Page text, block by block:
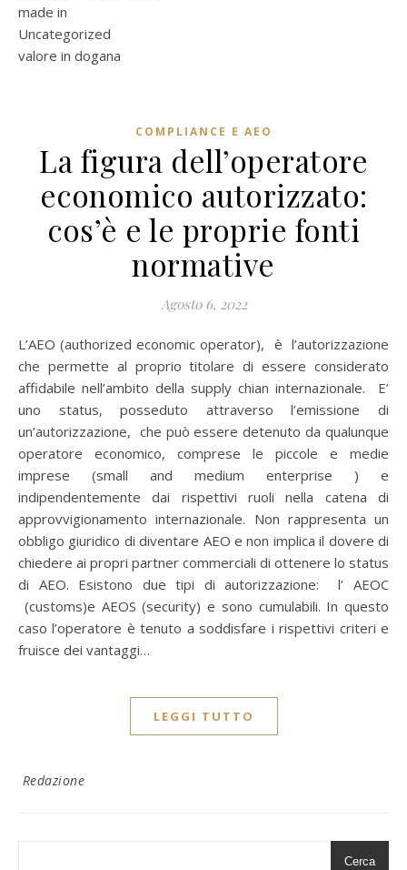
made in
Uncategorized
valore in dogana
COMPLIANCE E AEO
La figura dell’operatore
economico autorizzato:
cos’è e le proprie fonti
normative
Agosto 6, 2022
L’AEO (authorized economic operator), è l’autorizzazione
che permette al proprio titolare di essere considerato
affidabile nell’ambito della supply chian internazionale. E’
uno status, posseduto attraverso l’emissione di
un’autorizzazione, che può essere detenuto da qualunque
operatore economico, comprese le piccole e medie
imprese (small and medium enterprise ) e
indipendentemente dai rispettivi ruoli nella catena di
approvvigionamento internazionale. Non rappresenta un
obbligo giuridico di diventare AEO e non implica il dovere di
chiedere ai propri partner commerciali di ottenere lo status
di AEO. Esistono due tipi di autorizzazione: l’ AEOC
(customs)e AEOS (security) e sono cumulabili. In questo
caso l’operatore è tenuto a soddisfare i rispettivi criteri e
fruisce dei vantaggi…
LEGGI TUTTO
Redazione
Cerca